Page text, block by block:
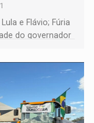
e Flávio; Fúria
do governador
faz evento em